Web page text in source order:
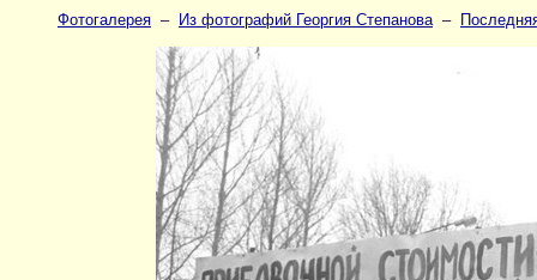
Фотогалерея – Из фотографий Георгия Степанова–